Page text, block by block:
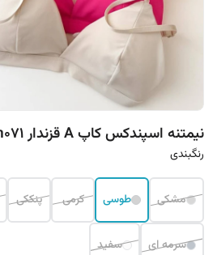
نیمتنه اسپندکس کاپ A قزندار nm071
رنگبندی
مشکی طوسی کرمی پنککی
سرمه ای سفید